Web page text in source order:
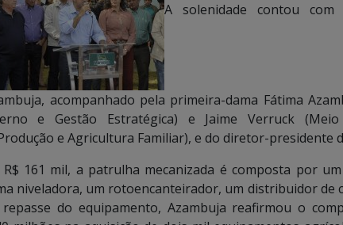
A solenidade contou
acompanhado pela primeira-dama Fátima
e Gestão Estratégica) e Jaime Verruck (Meio
e Agricultura Familiar), e do diretor-presidente
R$ 161 mil, a patrulha mecanizada é composta por
niveladora, um rotoencanteirador, um distribuidor de
do equipamento, Azambuja reafirmou o